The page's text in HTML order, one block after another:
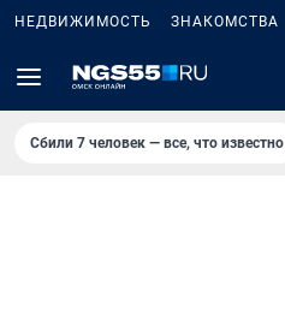
НЕДВИЖИМОСТЬ ЗНАКОМСТВА
Сбили 7 человек — все, что известно